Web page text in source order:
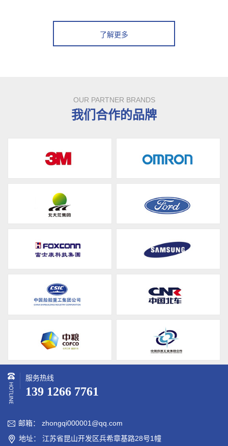
了解更多
OUR PARTNER BRANDS
我们合作的品牌
服务热线
139 1266 7761
 邮箱： zhongqi000001@qq.com
 地址： 江苏省昆山开发区兵希章基路28号1幢